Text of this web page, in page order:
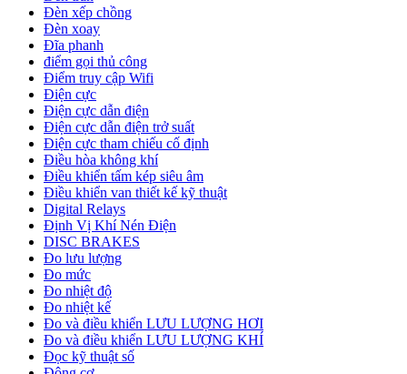
Đèn xếp chồng
Đèn xoay
Đĩa phanh
điểm gọi thủ công
Điểm truy cập Wifi
Điện cực
Điện cực dẫn điện
Điện cực dẫn điện trở suất
Điện cực tham chiếu cố định
Điều hòa không khí
Điều khiển tấm kép siêu âm
Điều khiển van thiết kế kỹ thuật
Digital Relays
Định Vị Khí Nén Điện
DISC BRAKES
Đo lưu lượng
Đo mức
Đo nhiệt độ
Đo nhiệt kế
Đo và điều khiển LƯU LƯỢNG HƠI
Đo và điều khiển LƯU LƯỢNG KHÍ
Đọc kỹ thuật số